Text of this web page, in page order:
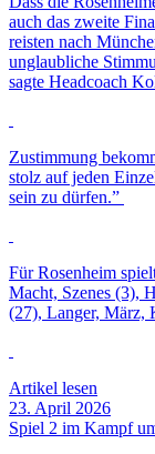
auch das zweite
reisten nach
unglaubliche
sagte Headcoach
Zustimmung
stolz auf jeden
sein zu dürfen.”
Für Rosenheim
Macht, Szenes (3),
(27), Langer, März,
Artikel lesen
23. April 2026
Spiel 2 im Kampf